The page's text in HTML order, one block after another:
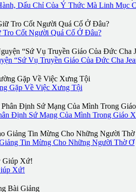
Dấu Chỉ Của Ý Thức Mà Linh Mục
Cốt Người Quá Cố Ở Đâu?
“Sứ Vụ Truyền Giáo Của Đức Cha
Gặp Về Việc Xưng Tội
Định Sứ Mạng Của Mình Trong Giáo
Tin Mừng Cho Những Người Thờ Ơ
Xứ!